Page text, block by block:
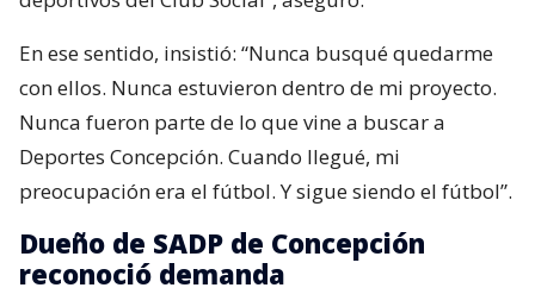
En ese sentido, insistió: “Nunca busqué quedarme
con ellos. Nunca estuvieron dentro de mi proyecto.
Nunca fueron parte de lo que vine a buscar a
Deportes Concepción. Cuando llegué, mi
preocupación era el fútbol. Y sigue siendo el fútbol”.
Dueño de SADP de Concepción
reconoció demanda